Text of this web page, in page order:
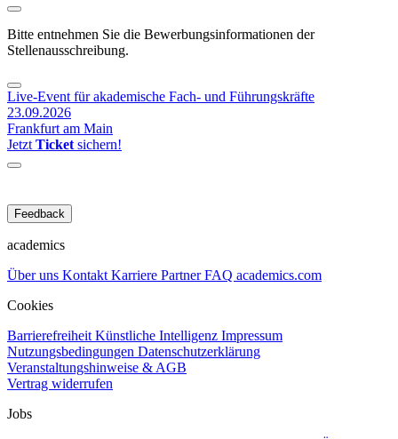
Bitte entnehmen Sie die Bewerbungsinformationen der
Stellenausschreibung.
Live-Event für akademische Fach- und Führungskräfte
23.09.2026
Frankfurt am Main
Jetzt Ticket sichern!
Feedback
academics
Über uns Kontakt Karriere PartnerFAQ academics.com
Cookies
Barrierefreiheit Künstliche Intelligenz Impressum
Nutzungsbedingungen Datenschutzerklärung
Veranstaltungshinweise & AGB
Vertrag widerrufen
Jobs